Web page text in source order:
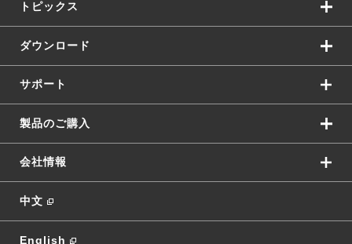
トピックス
ダウンロード
サポート
製品のご購入
会社情報
中文
English